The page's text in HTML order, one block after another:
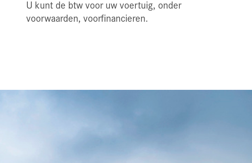
U kunt de btw voor uw voertuig, onder
voorwaarden, voorfinancieren.